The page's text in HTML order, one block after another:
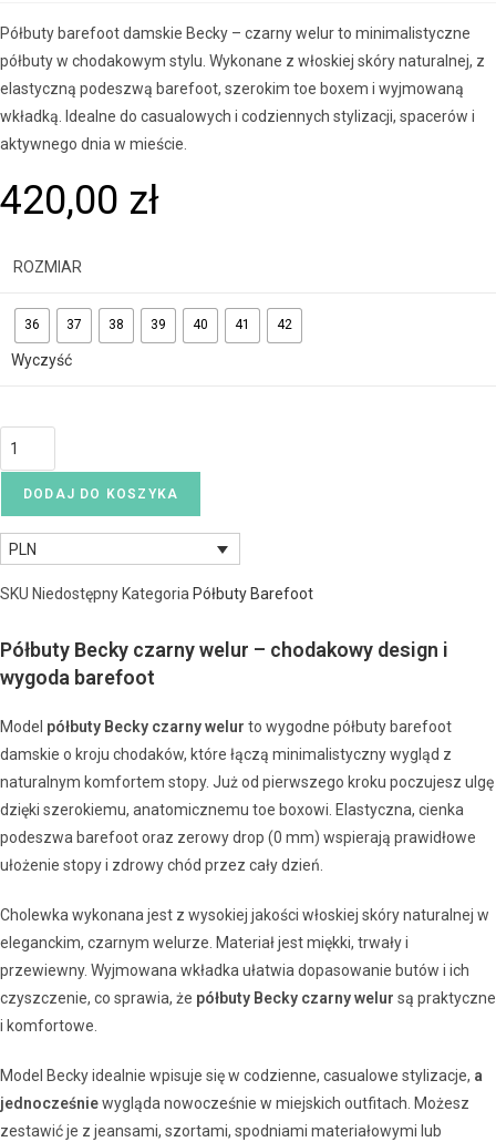
Półbuty barefoot damskie Becky – czarny welur to minimalistyczne
półbuty w chodakowym stylu. Wykonane z włoskiej skóry naturalnej, z
elastyczną podeszwą barefoot, szerokim toe boxem i wyjmowaną
wkładką. Idealne do casualowych i codziennych stylizacji, spacerów i
aktywnego dnia w mieście.
420,00 zł
ROZMIAR
36 37 38 39 40 41 42
Wyczyść
DODAJ DO KOSZYKA
PLN
SKU Niedostępny Kategoria Półbuty Barefoot
Półbuty Becky czarny welur – chodakowy design i
wygoda barefoot
Model półbuty Becky czarny welur to wygodne półbuty barefoot
damskie o kroju chodaków, które łączą minimalistyczny wygląd z
naturalnym komfortem stopy. Już od pierwszego kroku poczujesz ulgę
dzięki szerokiemu, anatomicznemu toe boxowi. Elastyczna, cienka
podeszwa barefoot oraz zerowy drop (0 mm) wspierają prawidłowe
ułożenie stopy i zdrowy chód przez cały dzień.
Cholewka wykonana jest z wysokiej jakości włoskiej skóry naturalnej w
eleganckim, czarnym welurze. Materiał jest miękki, trwały i
przewiewny. Wyjmowana wkładka ułatwia dopasowanie butów i ich
czyszczenie, co sprawia, że półbuty Becky czarny welur są praktyczne
i komfortowe.
Model Becky idealnie wpisuje się w codzienne, casualowe stylizacje, a
jednocześniewygląda nowocześnie w miejskich outfitach. Możesz
zestawić je z jeansami, szortami, spodniami materiałowymi lub